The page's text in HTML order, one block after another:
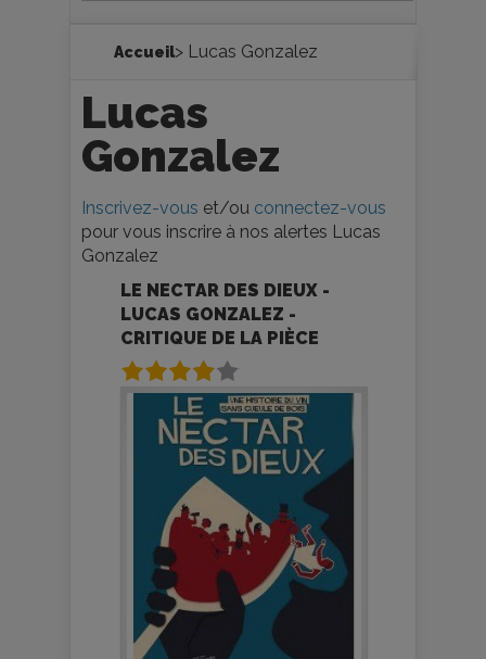
Accueil> Lucas Gonzalez
Lucas
Gonzalez
Inscrivez-vous et/ou connectez-vous
pour vous inscrire à nos alertes Lucas
Gonzalez
LE NECTAR DES DIEUX -
LUCAS GONZALEZ -
CRITIQUE DE LA PIÈCE